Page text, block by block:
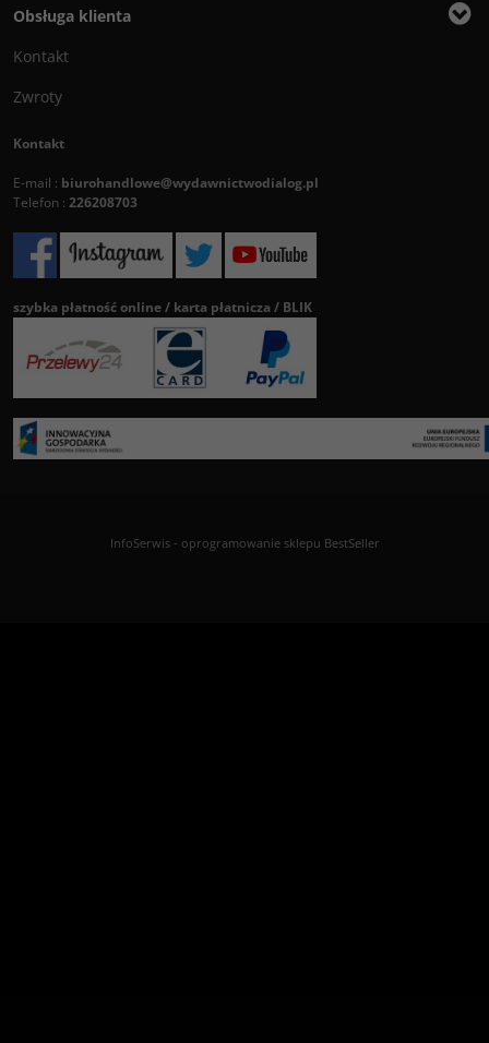
Obsługa klienta
Kontakt
Zwroty
Kontakt
E-mail : biurohandlowe@wydawnictwodialog.pl
Telefon : 226208703
szybka płatność online / karta płatnicza / BLIK
InfoSerwis- oprogramowanie sklepu BestSeller